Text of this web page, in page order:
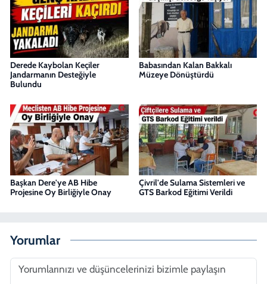
Derede Kaybolan Keçiler
Jandarmanın Desteğiyle
Bulundu
Babasından Kalan Bakkalı
Müzeye Dönüştürdü
Başkan Dere'ye AB Hibe
Projesine Oy Birliğiyle Onay
Çivril'de Sulama Sistemleri ve
GTS Barkod Eğitimi Verildi
Yorumlar